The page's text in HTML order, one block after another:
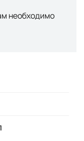
необходимо